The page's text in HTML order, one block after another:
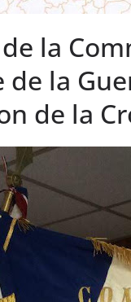
la
de la
de la